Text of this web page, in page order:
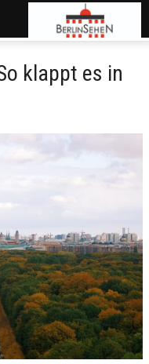
klappt es in